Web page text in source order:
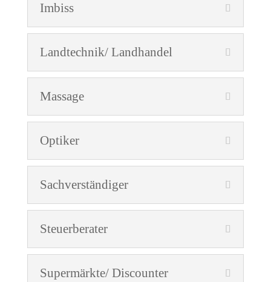
Imbiss
Landtechnik/ Landhandel
Massage
Optiker
Sachverständiger
Steuerberater
Supermärkte/ Discounter